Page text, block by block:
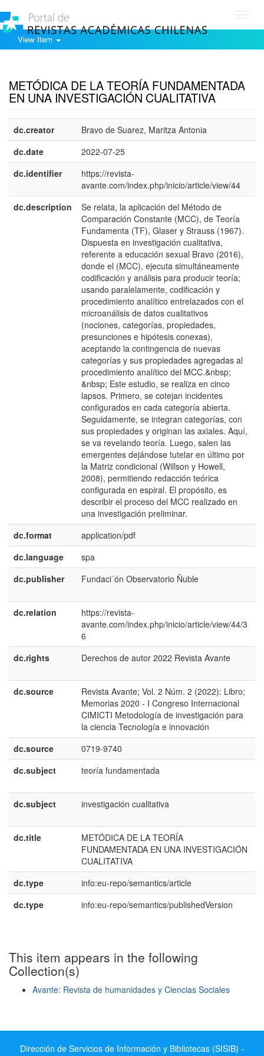
View Item
METÓDICA DE LA TEORÍA FUNDAMENTADA
EN UNA INVESTIGACIÓN CUALITATIVA
dc.creator
Bravo de Suarez, Maritza Antonia
dc.date
2022-07-25
dc.identifier
https://revista-
avante.com/index.php/inicio/article/view/44
dc.description
Se relata, la aplicación del Método de
Comparación Constante (MCC), de Teoría
Fundamenta (TF), Glaser y Strauss (1967).
Dispuesta en investigación cualitativa,
referente a educación sexual Bravo (2016),
donde el (MCC), ejecuta simultáneamente
codificación y análisis para producir teoría;
usando paralelamente, codificación y
procedimiento analítico entrelazados con el
microanálisis de datos cualitativos
(nociones, categorías, propiedades,
presunciones e hipótesis conexas),
aceptando la contingencia de nuevas
categorías y sus propiedades agregadas al
procedimiento analítico del MCC.&nbsp;
&nbsp; Este estudio, se realiza en cinco
lapsos. Primero, se cotejan incidentes
configurados en cada categoría abierta.
Seguidamente, se integran categorías, con
sus propiedades y originan las axiales. Aquí,
se va revelando teoría. Luego, salen las
emergentes dejándose tutelar en último por
la Matriz condicional (Willson y Howell,
2008), permitiendo redacción teórica
configurada en espiral. El propósito, es
describir el proceso del MCC realizado en
una investigación preliminar.
dc.format
application/pdf
dc.language
spa
dc.publisher
Fundaci´ón Observatorio Ñuble
dc.relation
https://revista-
avante.com/index.php/inicio/article/view/44/3
6
dc.rights
Derechos de autor 2022 Revista Avante
dc.source
Revista Avante; Vol. 2 Núm. 2 (2022): Libro;
Memorias 2020 - I Congreso Internacional
CIMICTI Metodología de investigación para
la ciencia Tecnología e innovación
dc.source
0719-9740
dc.subject
teoría fundamentada
dc.subject
investigación cualitativa
dc.title
METÓDICA DE LA TEORÍA
FUNDAMENTADA EN UNA INVESTIGACIÓN
CUALITATIVA
dc.type
info:eu-repo/semantics/article
dc.type
info:eu-repo/semantics/publishedVersion
This item appears in the following
Collection(s)
Avante: Revista de humanidades y Ciencias Sociales
Dirección de Servicios de Información y Bibliotecas (SISIB) -